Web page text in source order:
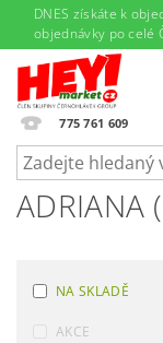
DNES získáte k
objednávky po celé
775 761 609
ADRIANA
NA SKLADĚ
AKCE